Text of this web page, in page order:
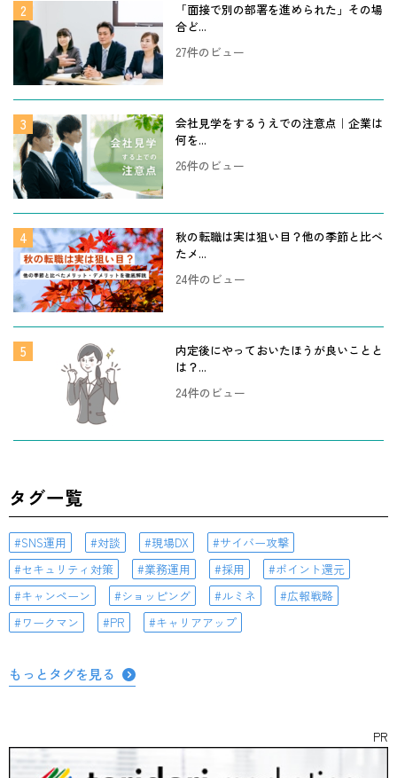
「面接で別の部署を進められた」その場
合ど...
27件のビュー
会社見学をするうえでの注意点｜企業は
何を...
26件のビュー
秋の転職は実は狙い目？他の季節と比べ
たメ...
24件のビュー
内定後にやっておいたほうが良いことと
は？...
24件のビュー
タグ一覧
SNS運用 対談 現場DX
サイバー攻撃
セキュリティ対策
業務運用 採用
ポイント還元
キャンペーン
ショッピング ルミネ
広報戦略
ワークマン
PR キャリアアップ
もっとタグを見る
PR